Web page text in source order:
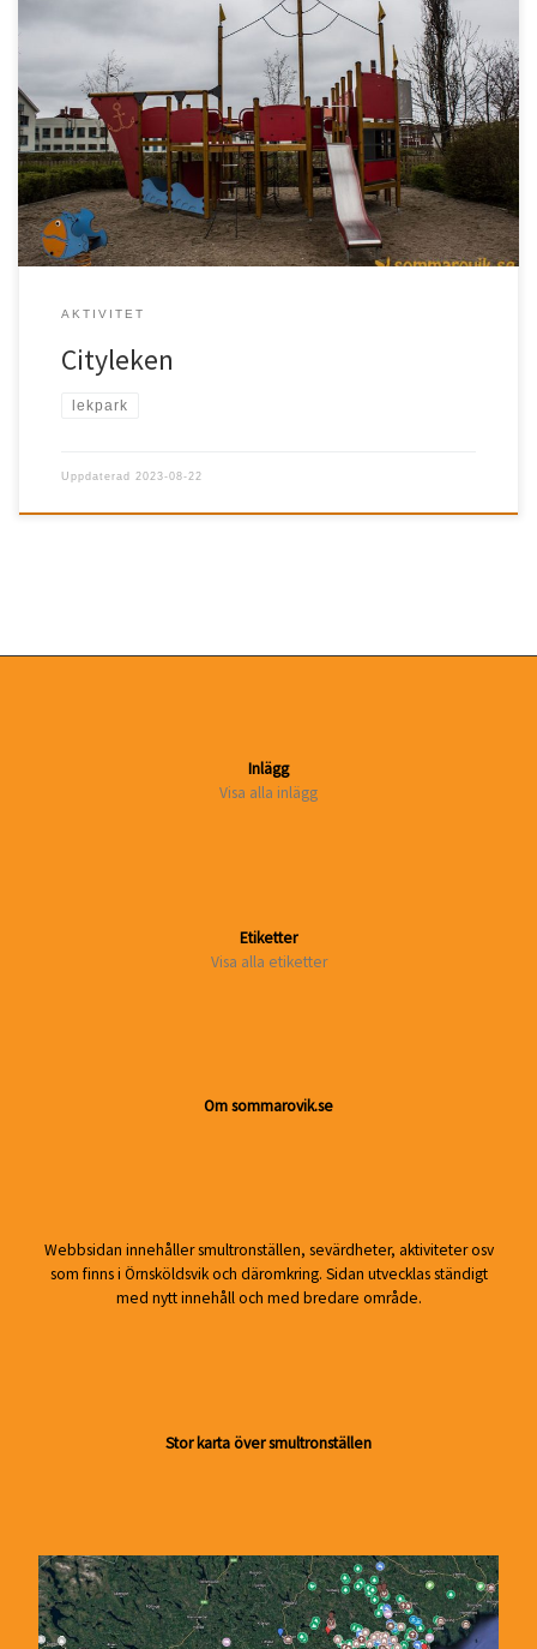
Örnsköldsvik 2010 invigdes lekparken efter en omrenovering, där
den blev delvis handikappanpassad.Här kan du leka […]
AKTIVITET
Cityleken
lekpark
Uppdaterad 2023-08-22
Inlägg
Visa alla inlägg
Etiketter
Visa alla etiketter
Om sommarovik.se
Webbsidan innehåller smultronställen, sevärdheter, aktiviteter osv
som finns i Örnsköldsvik och däromkring. Sidan utvecklas ständigt
med nytt innehåll och med bredare område.
Stor karta över smultronställen